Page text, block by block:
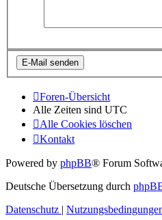
Foren-Übersicht
Alle Zeiten sind UTC
Alle Cookies löschen
Kontakt
Powered by phpBB® Forum
Deutsche Übersetzung durch
Datenschutz |